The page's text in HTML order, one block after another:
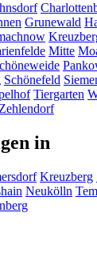
Grunewald
Mitte
Schönefeld
Tiergarten
Zehlendorf
in
Kreuzberg
Neukölln